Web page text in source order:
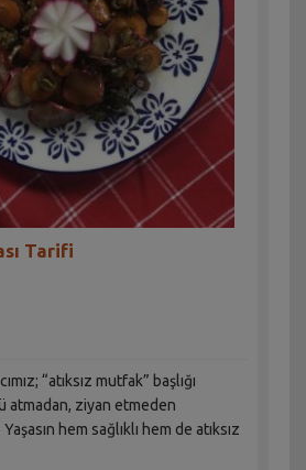
Tarifi
“atıksız mutfak” başlığı
atmadan, ziyan etmeden
hem sağlıklı hem de atıksız